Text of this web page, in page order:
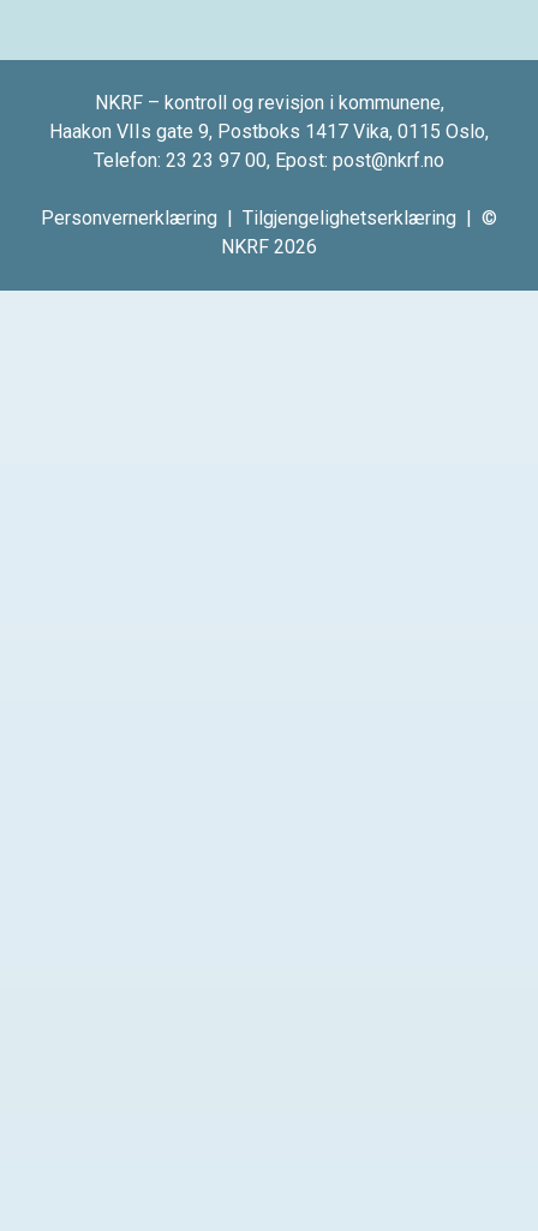
NKRF – kontroll og revisjon i kommunene,
Haakon VIIs gate 9, Postboks 1417 Vika, 0115 Oslo,
Telefon: 23 23 97 00, Epost: post@nkrf.no
Personvernerklæring | Tilgjengelighetserklæring | ©
NKRF 2026